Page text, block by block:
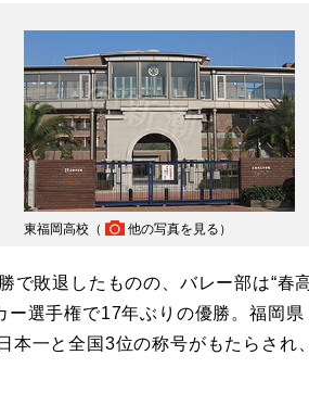
東福岡高校（ 他の写真を見る ）
で敗退したものの、バレー部は“春
ー選手権で17年ぶりの優勝。福岡県
一と全国3位の称号がもたらされ、